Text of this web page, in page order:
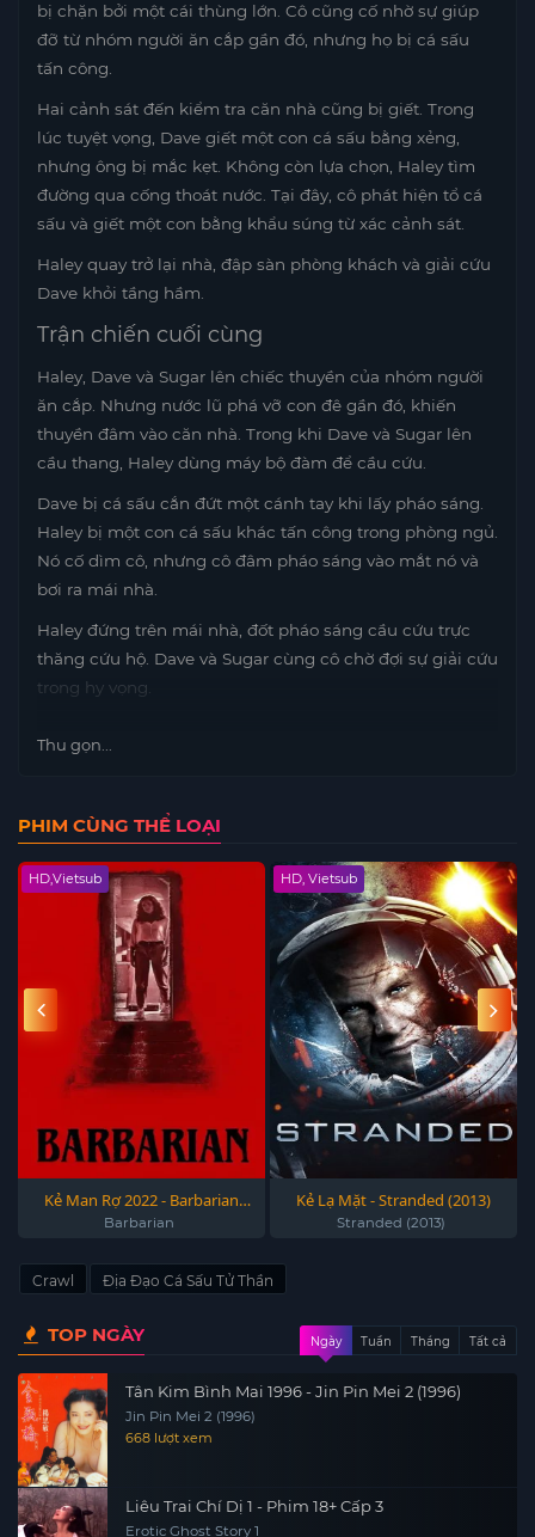
bị chặn bởi một cái thùng lớn. Cô cũng cố nhờ sự giúp
đỡ từ nhóm người ăn cắp gần đó, nhưng họ bị cá sấu
tấn công.
Hai cảnh sát đến kiểm tra căn nhà cũng bị giết. Trong
lúc tuyệt vọng, Dave giết một con cá sấu bằng xẻng,
nhưng ông bị mắc kẹt. Không còn lựa chọn, Haley tìm
đường qua cống thoát nước. Tại đây, cô phát hiện tổ cá
sấu và giết một con bằng khẩu súng từ xác cảnh sát.
Haley quay trở lại nhà, đập sàn phòng khách và giải cứu
Dave khỏi tầng hầm.
Trận chiến cuối cùng
Haley, Dave và Sugar lên chiếc thuyền của nhóm người
ăn cắp. Nhưng nước lũ phá vỡ con đê gần đó, khiến
thuyền đâm vào căn nhà. Trong khi Dave và Sugar lên
cầu thang, Haley dùng máy bộ đàm để cầu cứu.
Dave bị cá sấu cắn đứt một cánh tay khi lấy pháo sáng.
Haley bị một con cá sấu khác tấn công trong phòng ngủ.
Nó cố dìm cô, nhưng cô đâm pháo sáng vào mắt nó và
bơi ra mái nhà.
Haley đứng trên mái nhà, đốt pháo sáng cầu cứu trực
thăng cứu hộ. Dave và Sugar cùng cô chờ đợi sự giải cứu
trong hy vọng.
Thu gọn...
PHIM CÙNG THỂ LOẠI
HD,Vietsub
Kẻ Man Rợ 2022 - Barbarian
2022
Barbarian
HD, Vietsub
Kẻ Lạ Mặt - Stranded (2013)
Stranded (2013)
Crawl Địa Đạo Cá Sấu Tử Thần
TOP NGÀY Ngày Tuần Tháng Tất cả
Tân Kim Bình Mai 1996 - Jin Pin Mei 2 (1996)
Jin Pin Mei 2 (1996)
668 lượt xem
Liêu Trai Chí Dị 1 - Phim 18+ Cấp 3
Erotic Ghost Story 1